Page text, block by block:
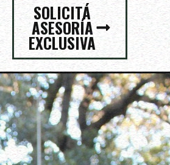
SOLICITÁ
ASESORÍA
EXCLUSIVA